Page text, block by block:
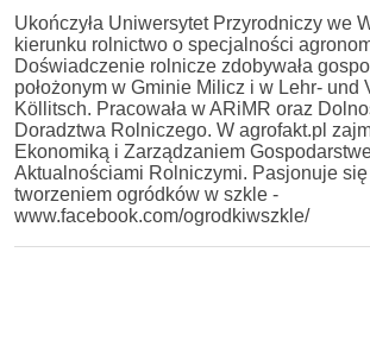
Ukończyła Uniwersytet Przyrodniczy we
kierunku rolnictwo o specjalności
Doświadczenie rolnicze zdobywała
położonym w Gminie Milicz i w Lehr- und
Köllitsch. Pracowała w ARiMR oraz
Doradztwa Rolniczego. W agrofakt.pl
Ekonomiką i Zarządzaniem
Aktualnościami Rolniczymi. Pasjonuje
tworzeniem ogródków w szkle -
www.facebook.com/ogrodkiwszkle/